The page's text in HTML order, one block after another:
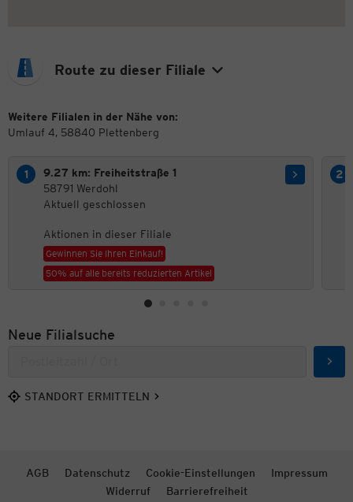
Route zu dieser Filiale
Weitere Filialen in der Nähe von:
Umlauf 4, 58840 Plettenberg
9.27 km: Freiheitstraße 1
58791 Werdohl
Aktuell geschlossen
Aktionen in dieser Filiale
Gewinnen Sie Ihren Einkauf!
50% auf alle bereits reduzierten Artikel
Neue Filialsuche
STANDORT ERMITTELN
AGB Datenschutz Cookie-Einstellungen
Impressum
Widerruf
Barrierefreiheit